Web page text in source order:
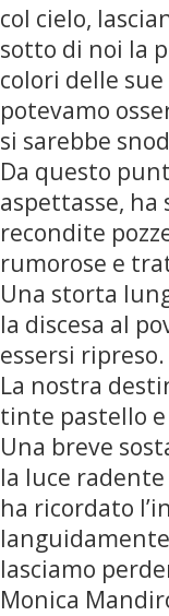
col cielo,
sotto di noi la
colori delle
potevamo
si sarebbe
Da questo
aspettasse,
recondite
rumorose e
Una storta
la discesa al
essersi ripreso.
La nostra
tinte pastello
Una breve
la luce
ha ricordato
lasciamo
Monica